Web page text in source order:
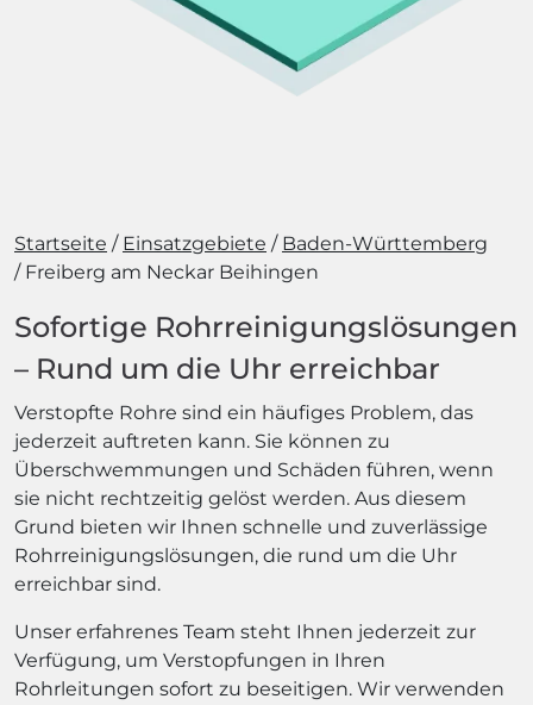
Startseite Einsatzgebiete
Baden-Württemberg
Freiberg am Neckar Beihingen
Sofortige Rohrreinigungslösungen
– Rund um die Uhr erreichbar
Verstopfte Rohre sind ein häufiges Problem, das
jederzeit auftreten kann. Sie können zu
Überschwemmungen und Schäden führen, wenn
sie nicht rechtzeitig gelöst werden. Aus diesem
Grund bieten wir Ihnen schnelle und zuverlässige
Rohrreinigungslösungen, die rund um die Uhr
erreichbar sind.
Unser erfahrenes Team steht Ihnen jederzeit zur
Verfügung, um Verstopfungen in Ihren
Rohrleitungen sofort zu beseitigen. Wir verwenden